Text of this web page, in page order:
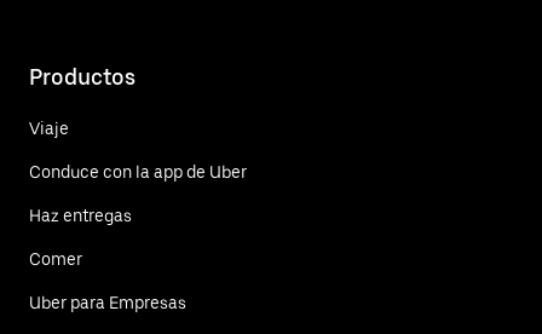
Productos
Viaje
Conduce con la app de Uber
Haz entregas
Comer
Uber para Empresas